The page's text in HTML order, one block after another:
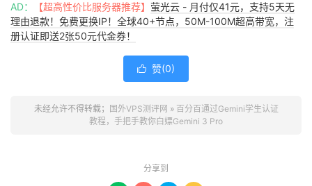
AD： 【超高性价比服务器推荐】 萤光云 - 月付仅41元，支持5天无
理由退款！免费更换IP！全球40+节点，50M-100M超高带宽，注
册认证即送2张50元代金券！
 赞(0)
未经允许不得转载； 国外VPS测评网 » 百分百通过Gemini学生认证
教程，手把手教你白嫖Gemini 3 Pro
分享到